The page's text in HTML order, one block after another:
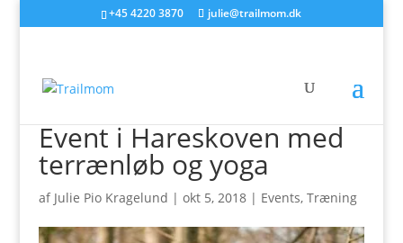
+45 4220 3870 julie@trailmom.dk
Event i Hareskoven med
terrænløb og yoga
af Julie Pio Kragelund | okt 5, 2018| Events, Træning